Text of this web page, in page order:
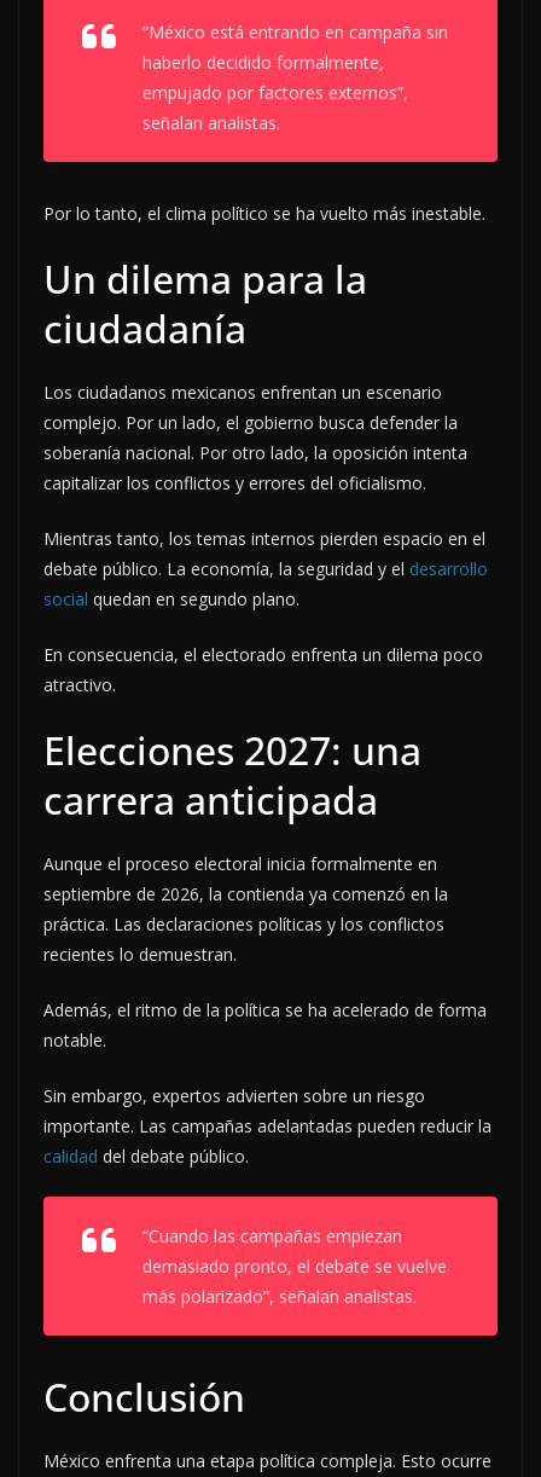
“México está entrando en campaña sin
haberlo decidido formalmente,
empujado por factores externos”,
señalan analistas.
Por lo tanto, el clima político se ha vuelto más inestable.
Un dilema para la
ciudadanía
Los ciudadanos mexicanos enfrentan un escenario
complejo. Por un lado, el gobierno busca defender la
soberanía nacional. Por otro lado, la oposición intenta
capitalizar los conflictos y errores del oficialismo.
Mientras tanto, los temas internos pierden espacio en el
debate público. La economía, la seguridad y el desarrollo
social quedan en segundo plano.
En consecuencia, el electorado enfrenta un dilema poco
atractivo.
Elecciones 2027: una
carrera anticipada
Aunque el proceso electoral inicia formalmente en
septiembre de 2026, la contienda ya comenzó en la
práctica. Las declaraciones políticas y los conflictos
recientes lo demuestran.
Además, el ritmo de la política se ha acelerado de forma
notable.
Sin embargo, expertos advierten sobre un riesgo
importante. Las campañas adelantadas pueden reducir la
calidad del debate público.
“Cuando las campañas empiezan
demasiado pronto, el debate se vuelve
más polarizado”, señalan analistas.
Conclusión
México enfrenta una etapa política compleja. Esto ocurre